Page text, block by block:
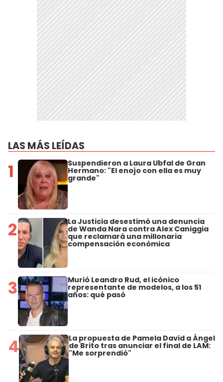
LAS MÁS LEÍDAS
1 Suspendieron a Laura Ubfal de Gran
Hermano: "El enojo con ella es muy
grande"
2 La Justicia desestimó una denuncia
de Wanda Nara contra Alex Caniggia
que reclamará una millonaria
compensación económica
3 Murió Leandro Rud, el icónico
representante de modelos, a los 51
años: qué pasó
4 La propuesta de Pamela David a Ángel
de Brito tras anunciar el final de LAM:
"Me sorprendió"